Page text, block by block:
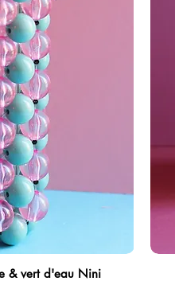
& vert d'eau Nini